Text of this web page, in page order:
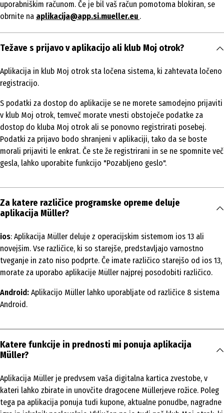
uporabniškim računom. Če je bil vaš račun pomotoma blokiran, se
obrnite na aplikacija@app.si.mueller.eu .
Težave s prijavo v aplikacijo ali klub Moj otrok?
Aplikacija in klub Moj otrok sta ločena sistema, ki zahtevata ločeno
registracijo.
S podatki za dostop do aplikacije se ne morete samodejno prijaviti
v klub Moj otrok, temveč morate vnesti obstoječe podatke za
dostop do kluba Moj otrok ali se ponovno registrirati posebej.
Podatki za prijavo bodo shranjeni v aplikaciji, tako da se boste
morali prijaviti le enkrat. Če ste že registrirani in se ne spomnite več
gesla, lahko uporabite funkcijo "Pozabljeno geslo".
Za katere različice programske opreme deluje
aplikacija Müller?
ios: Aplikacija Müller deluje z operacijskim sistemom ios 13 ali
novejšim. Vse različice, ki so starejše, predstavljajo varnostno
tveganje in zato niso podprte. Če imate različico starejšo od ios 13,
morate za uporabo aplikacije Müller najprej posodobiti različico.
Android: Aplikacijo Müller lahko uporabljate od različice 8 sistema
Android.
Katere funkcije in prednosti mi ponuja aplikacija
Müller?
Aplikacija Müller je predvsem vaša digitalna kartica zvestobe, v
kateri lahko zbirate in unovčite dragocene Müllerjeve rožice. Poleg
tega pa aplikacija ponuja tudi kupone, aktualne ponudbe, nagradne